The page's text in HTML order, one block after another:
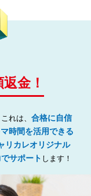
金！
これは、合格に自信
時間を活用できる
リカレオリジナル
サポート します！